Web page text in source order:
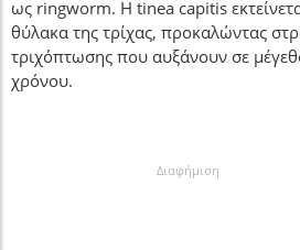
ως ringworm. Η tinea capitis
θύλακα της τρίχας, προκαλώντας
τριχόπτωσης που αυξάνουν σε
χρόνου.
Διαφήμιση